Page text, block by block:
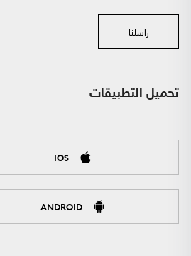
راسلنا
تحميل التطبيقات
IOS
ANDROID